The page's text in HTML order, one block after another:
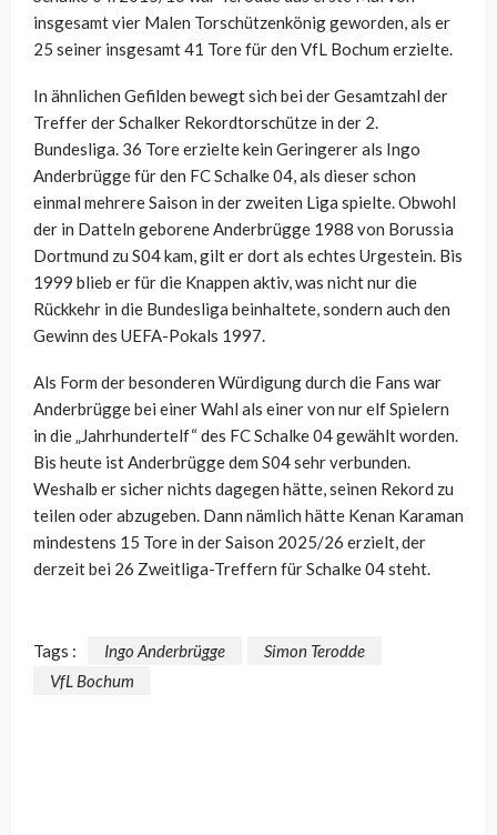
insgesamt vier Malen Torschützenkönig geworden, als er
25 seiner insgesamt 41 Tore für den VfL Bochum erzielte.
In ähnlichen Gefilden bewegt sich bei der Gesamtzahl der
Treffer der Schalker Rekordtorschütze in der 2.
Bundesliga. 36 Tore erzielte kein Geringerer als Ingo
Anderbrügge für den FC Schalke 04, als dieser schon
einmal mehrere Saison in der zweiten Liga spielte. Obwohl
der in Datteln geborene Anderbrügge 1988 von Borussia
Dortmund zu S04 kam, gilt er dort als echtes Urgestein. Bis
1999 blieb er für die Knappen aktiv, was nicht nur die
Rückkehr in die Bundesliga beinhaltete, sondern auch den
Gewinn des UEFA-Pokals 1997.
Als Form der besonderen Würdigung durch die Fans war
Anderbrügge bei einer Wahl als einer von nur elf Spielern
in die „Jahrhundertelf“ des FC Schalke 04 gewählt worden.
Bis heute ist Anderbrügge dem S04 sehr verbunden.
Weshalb er sicher nichts dagegen hätte, seinen Rekord zu
teilen oder abzugeben. Dann nämlich hätte Kenan Karaman
mindestens 15 Tore in der Saison 2025/26 erzielt, der
derzeit bei 26 Zweitliga-Treffern für Schalke 04 steht.
Tags : Ingo Anderbrügge
Simon Terodde
VfL Bochum